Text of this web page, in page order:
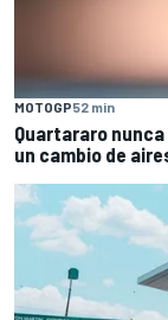
MOTOGP52 min
Quartararo
un cambio de